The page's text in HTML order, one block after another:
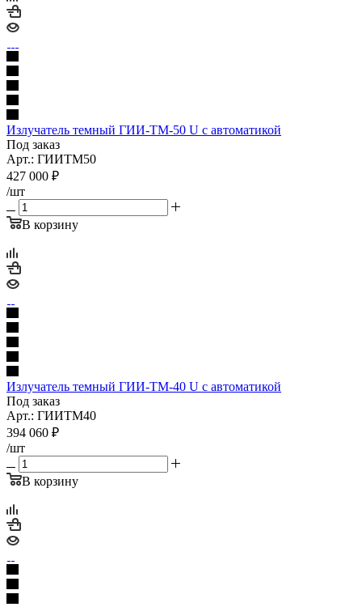
Излучатель темный ГИИ-ТМ-50 U с автоматикой
Под заказ
Арт.: ГИИТМ50
427 000 ₽
/шт
В корзину
Излучатель темный ГИИ-ТМ-40 U с автоматикой
Под заказ
Арт.: ГИИТМ40
394 060 ₽
/шт
В корзину